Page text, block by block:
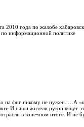
2010 года по жалобе
по информационной политике
на фиг никому не нужен. …А
И наши жители рукоплещут
в конечном итоге. И не